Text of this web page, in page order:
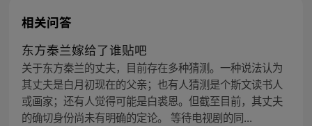
相关问答
东方秦兰嫁给了谁贴吧
关于东方秦兰的丈夫，目前存在多种猜测。一种说法认为
其丈夫是白月初现在的父亲；也有人猜测是个斯文读书人
或画家；还有人觉得可能是白裘恩。但截至目前，其丈夫
的确切身份尚未有明确的定论。 等待电视剧的同...